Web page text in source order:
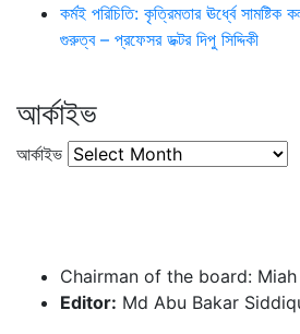
কর্মই পরিচিতি: কৃত্রিমতার ঊর্ধ্বে সামষ্টিক
গুরুত্ব – প্রফেসর ডক্টর দিপু সিদ্দিকী
আর্কাইভ
আর্কাইভ
Chairman of the board:
Editor: Md Abu Bakar